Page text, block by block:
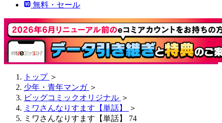
無料・セール
トップ ＞
少年・青年マンガ ＞
ビッグコミックオリジナル ＞
ミワさんなりすます【単話】
＞
ミワさんなりすます【単話】 74